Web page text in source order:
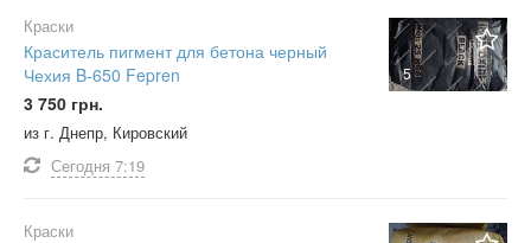
5
Краски
Краситель пигмент для бетона черный
Чехия B-650 Fepren
3 750 грн.
из г. Днепр, Кировский
Сегодня 7:19
Краски